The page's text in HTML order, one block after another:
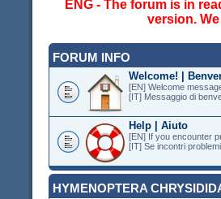
ENG - The forum is in
version.
FORUM INFO
Welcome! |
[EN] Welcome
[IT] Messaggio di
Help | Aiuto
[EN] If you encounter
[IT] Se incontri
HYMENOPTERA